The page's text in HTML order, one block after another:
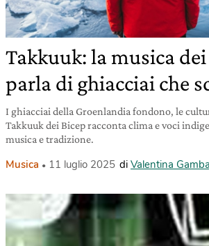
Takkuuk: la musica
parla di ghiacciai che
I ghiacciai della Groenlandia fondono, le
Takkuuk dei Bicep racconta clima e voci
musica e tradizione.
Musica 11 luglio 2025 di Valentina